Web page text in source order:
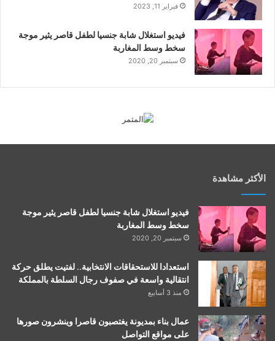
فبراير 11, 2023
فيديو استغلال شابة جنسيا لطفل قاصر يثير موجة
سخط وسط المغاربة
سبتمبر 20, 2020
الأكثر مشاهدة
فيديو استغلال شابة جنسيا لطفل قاصر يثير موجة
سخط وسط المغاربة
سبتمبر 20, 2020
استعدادا للاستحقاقات الانتخابية.. لفتيت يطلق حركة
انتقالية واسعة في صفوف رجال السلطة بالمملكة
منذ 3 أسابيع
عمال بناء بمديونة يغتصبون قاصرا وينشرون صورها
على مواقع التواصل